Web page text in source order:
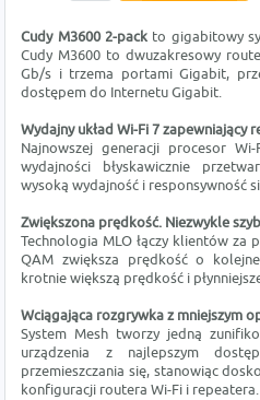
Cudy M3600 2-pack to gigabitowy
Cudy M3600 to dwuzakresowy
Gb/s i trzema portami Gigabit,
dostępem do Internetu Gigabit.
Wydajny układ Wi-Fi 7 zapewniający
Najnowszej generacji procesor
wydajności błyskawicznie
wysoką wydajność i responsywność
Zwiększona prędkość. Niezwykle
Technologia MLO łączy klientów za
QAM zwiększa prędkość o
krotnie większą prędkość i
Wciągająca rozgrywka z mniejszym
System Mesh tworzy jedną
urządzenia z najlepszym
przemieszczania się, stanowiąc
konfiguracji routera Wi-Fi i repeatera.